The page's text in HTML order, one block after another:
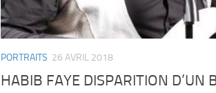
PORTRAITS 26 AVRIL 2018
HABIB FAYE DISPARITION D’UN